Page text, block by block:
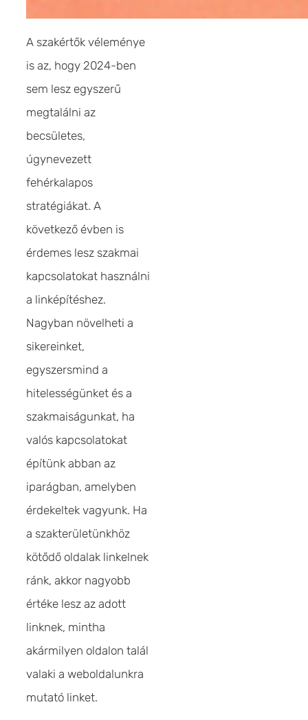
A szakértők véleménye
is az, hogy 2024-ben
sem lesz egyszerű
megtalálni az
becsületes,
úgynevezett
fehérkalapos
stratégiákat. A
következő évben is
érdemes lesz szakmai
kapcsolatokat használni
a linképítéshez.
Nagyban növelheti a
sikereinket,
egyszersmind a
hitelességünket és a
szakmaiságunkat, ha
valós kapcsolatokat
építünk abban az
iparágban, amelyben
érdekeltek vagyunk. Ha
a szakterületünkhöz
kötődő oldalak linkelnek
ránk, akkor nagyobb
értéke lesz az adott
linknek, mintha
akármilyen oldalon talál
valaki a weboldalunkra
mutató linket.